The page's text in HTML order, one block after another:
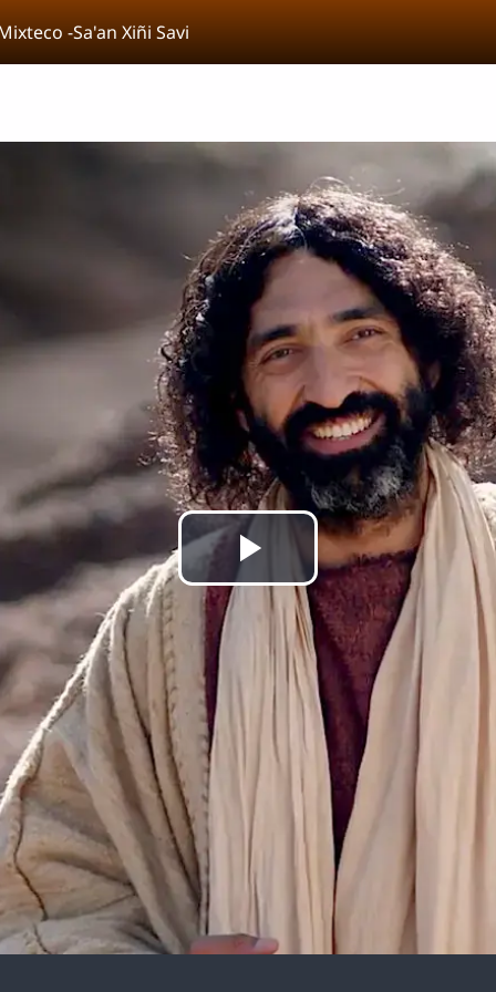
-Sa'an Xiñi Savi
Reproducir
Vídeo